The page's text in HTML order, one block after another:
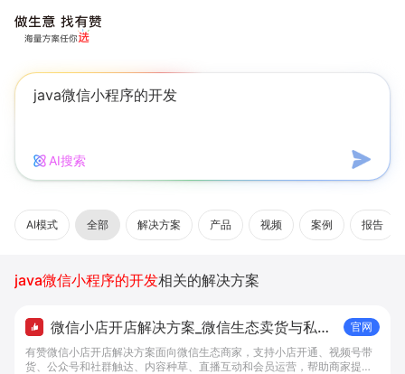
AI搜索
AI模式 全部 解决方案 产品 视频 案例 报告
java微信小程序的开发相关的解决方案
微信小店开店解决方案_微信生态卖货与私域
经营 - 做生意, 找有赞
官网
有赞微信小店开店解决方案面向微信生态商家，支持小店开通、视频号带
货、公众号和社群触达、内容种草、直播互动和会员运营，帮助商家提升